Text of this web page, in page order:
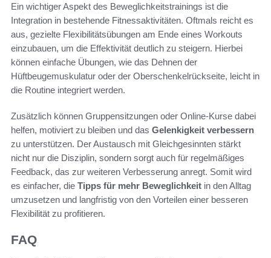
Ein wichtiger Aspekt des Beweglichkeitstrainings ist die
Integration in bestehende Fitnessaktivitäten. Oftmals reicht es
aus, gezielte Flexibilitätsübungen am Ende eines Workouts
einzubauen, um die Effektivität deutlich zu steigern. Hierbei
können einfache Übungen, wie das Dehnen der
Hüftbeugemuskulatur oder der Oberschenkelrückseite, leicht in
die Routine integriert werden.
Zusätzlich können Gruppensitzungen oder Online-Kurse dabei
helfen, motiviert zu bleiben und das Gelenkigkeit verbessern
zu unterstützen. Der Austausch mit Gleichgesinnten stärkt
nicht nur die Disziplin, sondern sorgt auch für regelmäßiges
Feedback, das zur weiteren Verbesserung anregt. Somit wird
es einfacher, die Tipps für mehr Beweglichkeit in den Alltag
umzusetzen und langfristig von den Vorteilen einer besseren
Flexibilität zu profitieren.
FAQ